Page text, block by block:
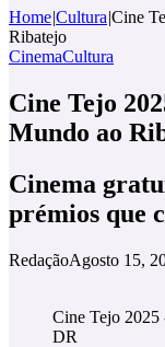
Home|Cultura|Cine
Ribatejo
CinemaCultura
Cine Tejo
Mundo ao
Cinema
prémios que
RedaçãoAgosto 15,
Cine Tejo 2025
DR